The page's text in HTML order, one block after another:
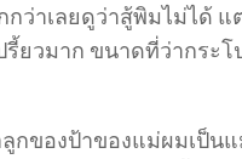
กว่าเลยดูว่าสู้พิมไม่ได้
รี้ยวมาก ขนาดที่ว่ากระ
กของป้าของแม่ผมเป็น